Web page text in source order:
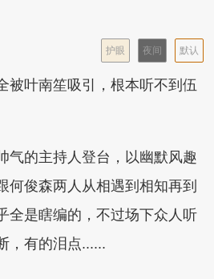
默认
夜间
护眼
被叶南笙吸引，根本听不到伍
气的主持人登台，以幽默风趣
何俊森两人从相遇到相知再到
全是瞎编的，不过场下众人听
，有的泪点......